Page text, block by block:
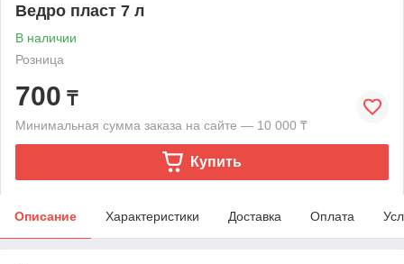
Ведро пласт 7 л
В наличии
Розница
700 ₸
Минимальная сумма заказа на сайте — 10 000 ₸
Купить
Описание Характеристики Доставка Оплата